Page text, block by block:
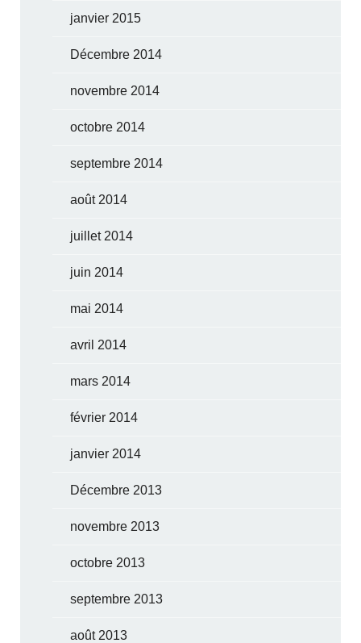
janvier 2015
Décembre 2014
novembre 2014
octobre 2014
septembre 2014
août 2014
juillet 2014
juin 2014
mai 2014
avril 2014
mars 2014
février 2014
janvier 2014
Décembre 2013
novembre 2013
octobre 2013
septembre 2013
août 2013